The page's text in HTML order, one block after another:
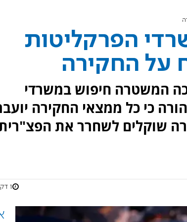
הפרקליטות
על החקירה
המשטרה חיפוש במשרדי
כי כל ממצאי החקירה
שוקלים לשחרר את
1 דקות